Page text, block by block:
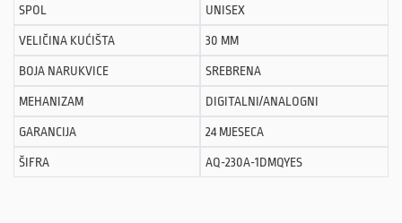
SPOL UNISEX
VELIČINA KUĆIŠTA 30 MM
BOJA NARUKVICE SREBRENA
MEHANIZAM DIGITALNI/ANALOGNI
GARANCIJA 24 MJESECA
ŠIFRA AQ-230A-1DMQYES